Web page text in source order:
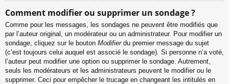
Comment modifier ou supprimer un sondage ?
Comme pour les messages, les sondages ne peuvent être modifiés que
par l’auteur original, un modérateur ou un administrateur. Pour modifier un
sondage, cliquez sur le bouton Modifierdu premier message du sujet
(c’est toujours celui auquel est associé le sondage). Si personne n’a voté,
l’auteur peut modifier une option ou supprimer le sondage. Autrement,
seuls les modérateurs et les administrateurs peuvent le modifier ou le
supprimer. Ceci pour empêcher le trucage en changeant les intitulés en